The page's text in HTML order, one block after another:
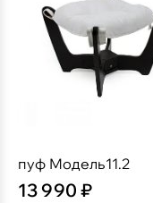
пуф Модель11.2
13 990 ₽